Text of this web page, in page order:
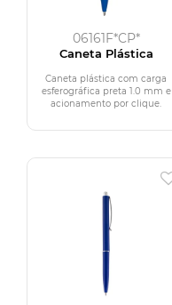
06161F*CP*
Caneta Plástica
Caneta plástica com carga
esferográfica preta 1.0 mm e
acionamento por clique.